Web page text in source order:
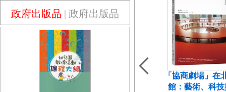
政府出版品 | 政府出版品
「協商劇場」在
館：藝術、科技